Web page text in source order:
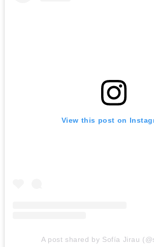
View this post on
A post shared by Sofía Jirau